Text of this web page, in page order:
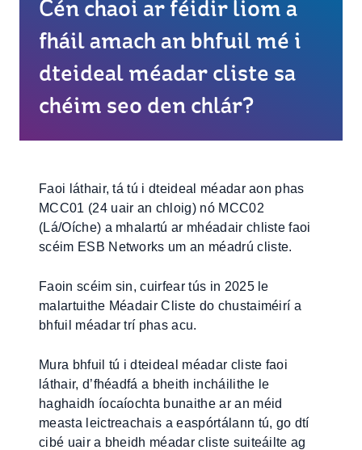
Cén chaoi ar féidir liom a
fháil amach an bhfuil mé i
dteideal méadar cliste sa
chéim seo den chlár?
Faoi láthair, tá tú i dteideal méadar aon phas
MCC01 (24 uair an chloig) nó MCC02
(Lá/Oíche) a mhalartú ar mhéadair chliste faoi
scéim ESB Networks um an méadrú cliste.
Faoin scéim sin, cuirfear tús in 2025 le
malartuithe Méadair Cliste do chustaiméirí a
bhfuil méadar trí phas acu.
Mura bhfuil tú i dteideal méadar cliste faoi
láthair, d’fhéadfá a bheith incháilithe le
haghaidh íocaíochta bunaithe ar an méid
measta leictreachais a easpórtálann tú, go dtí
cibé uair a bheidh méadar cliste suiteáilte ag